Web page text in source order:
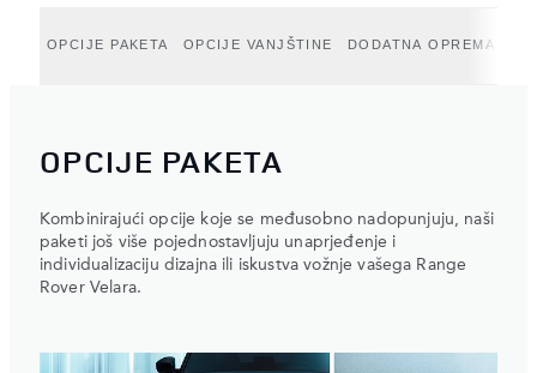
OPCIJE PAKETA OPCIJE VANJŠTINE DODATNA OPREMA
OPCIJE PAKETA
Kombinirajući opcije koje se međusobno nadopunjuju, naši
paketi još više pojednostavljuju unaprjeđenje i
individualizaciju dizajna ili iskustva vožnje vašega Range
Rover Velara.